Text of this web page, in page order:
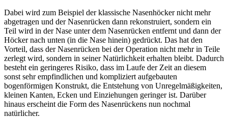
Dabei wird zum Beispiel der klassische Nasenhöcker nicht mehr
abgetragen und der Nasenrücken dann rekonstruiert, sondern ein
Teil wird in der Nase unter dem Nasenrücken entfernt und dann der
Höcker nach unten (in die Nase hinein) gedrückt. Das hat den
Vorteil, dass der Nasenrücken bei der Operation nicht mehr in Teile
zerlegt wird, sondern in seiner Natürlichkeit erhalten bleibt. Dadurch
besteht ein geringeres Risiko, dass im Laufe der Zeit an diesem
sonst sehr empfindlichen und kompliziert aufgebauten
bogenförmigen Konstrukt, die Entstehung von Unregelmäßigkeiten,
kleinen Kanten, Ecken und Einziehungen geringer ist. Darüber
hinaus erscheint die Form des Nasenrückens nun nochmal
natürlicher.